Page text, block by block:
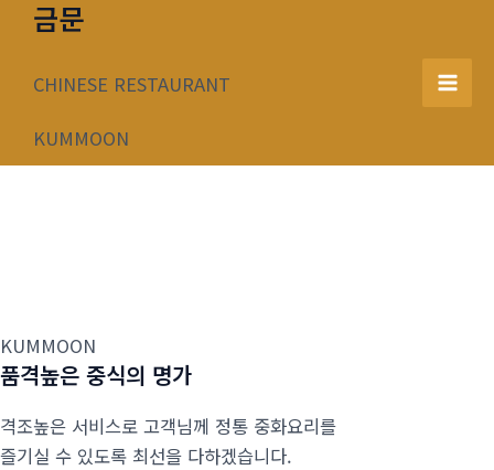
너
금문
CHINESE RESTAURANT
KUMMOON
Main
KUMMOON
품격높은 중식의 명가
격조높은 서비스로 고객님께 정통 중화요리를
즐기실 수 있도록 최선을 다하겠습니다.